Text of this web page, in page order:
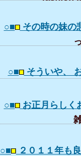
○■ その時の妹
○■ そういや、
○■ お正月らし
○■ ２０１１年も